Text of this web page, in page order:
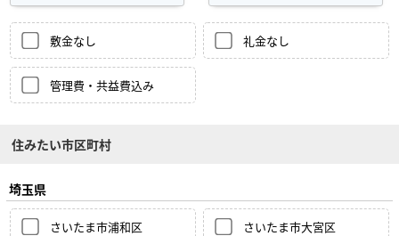
敷金なし 礼金なし
管理費・共益費込み
住みたい市区町村
埼玉県
さいたま市浦和区 さいたま市大宮区